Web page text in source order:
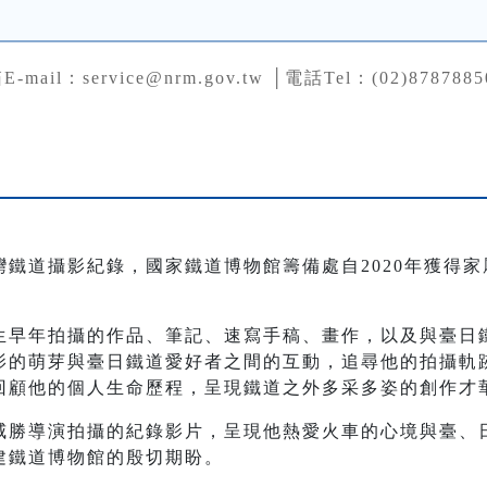
E-mail：service@nrm.gov.tw │電話Tel：
道攝影紀錄，國家鐵道博物館籌備處自2020年獲得
年拍攝的作品、筆記、速寫手稿、畫作，以及與臺
萌芽與臺日鐵道愛好者之間的互動，追尋他的拍攝
他的個人生命歷程，呈現鐵道之外多采多姿的創作才
導演拍攝的紀錄影片，呈現他熱愛火車的心境與臺
道博物館的殷切期盼。